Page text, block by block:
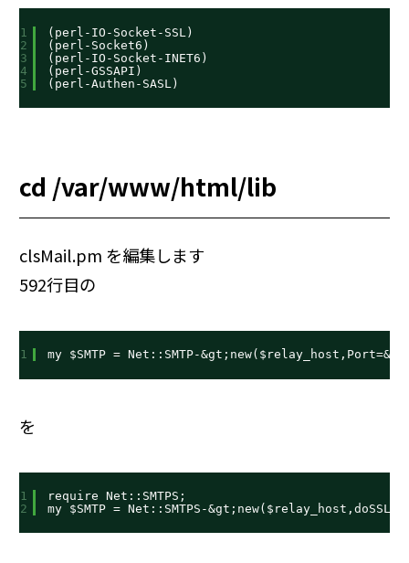
1
2
3
4
5
(perl-IO-Socket-SSL)
(perl-Socket6)
(perl-IO-Socket-INET6)
(perl-GSSAPI)
(perl-Authen-SASL)
cd /var/www/html/lib
clsMail.pm を編集します
592行目の
1 my $SMTP = Net::SMTP-
を
1
2
require Net::SMTPS;
my $SMTP = Net::SMTPS-